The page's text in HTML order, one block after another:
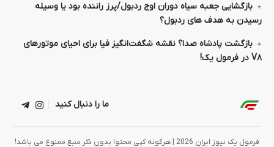
بازگشایی جعبه سیاه دوران اوج ردبول/پرز راننده بود یا وسیله
رسیدن به هدف های ردبول؟
بازگشت پادشاه صدا؟ نقشه شگفت‌انگیز فیا برای احیای موتورهای
V۸ در فرمول یک!
ما را دنبال کنید
فرمول یک نیوز ایران 2026 | هرگونه کپی محتوا بدون ذکر منبع ممنوع می باشد!